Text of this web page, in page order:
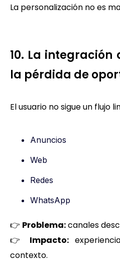
La personalización no es
10. La
la pérdida de
El usuario no sigue un flujo
Anuncios
Web
Redes
WhatsApp
👉 Problema:canales
👉 Impacto:
contexto.